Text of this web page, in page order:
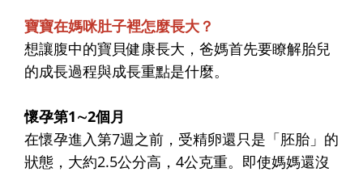
寶寶在媽咪肚子裡怎麼長大？
想讓腹中的寶貝健康長大，爸媽首先要瞭解胎兒
的成長過程與成長重點是什麼。
懷孕第1∼2個月
在懷孕進入第7週之前，受精卵還只是「胚胎」的
狀態，大約2.5公分高，4公克重。即使媽媽還沒